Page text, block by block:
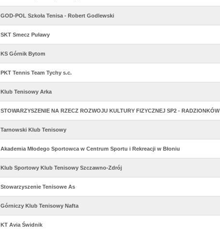
GOD-POL Szkoła Tenisa - Robert Godlewski
SKT Smecz Puławy
KS Górnik Bytom
PKT Tennis Team Tychy s.c.
Klub Tenisowy Arka
STOWARZYSZENIE NA RZECZ ROZWOJU KULTURY FIZYCZNEJ SP2 - RADZIONKÓW
Tarnowski Klub Tenisowy
Akademia Młodego Sportowca w Centrum Sportu i Rekreacji w Błoniu
Klub Sportowy Klub Tenisowy Szczawno-Zdrój
Stowarzyszenie Tenisowe As
Górniczy Klub Tenisowy Nafta
KT Avia Świdnik